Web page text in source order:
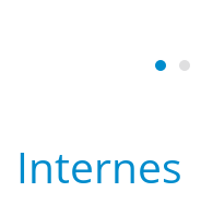
Internes